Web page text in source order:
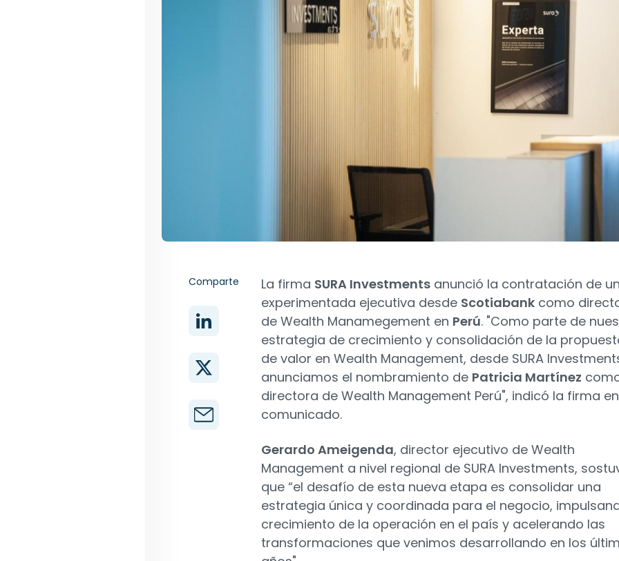
Comparte La firma SURA Investments anunció la contratación de
experimentada ejecutiva desde Scotiabank como
de Wealth Manamegement en Perú. "Como parte de
estrategia de crecimiento y consolidación de la
de valor en Wealth Management, desde SURA
anunciamos el nombramiento de Patricia Martínez
directora de Wealth Management Perú", indicó la firma
comunicado.
Gerardo Ameigenda, director ejecutivo de Wealth
Management a nivel regional de SURA Investments,
que “el desafío de esta nueva etapa es consolidar una
estrategia única y coordinada para el negocio,
crecimiento de la operación en el país y acelerando las
transformaciones que venimos desarrollando en los